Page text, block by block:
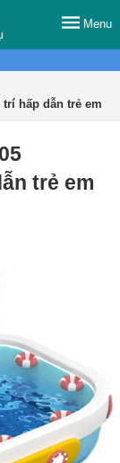
Menu
trí hấp dẫn trẻ em
trẻ em